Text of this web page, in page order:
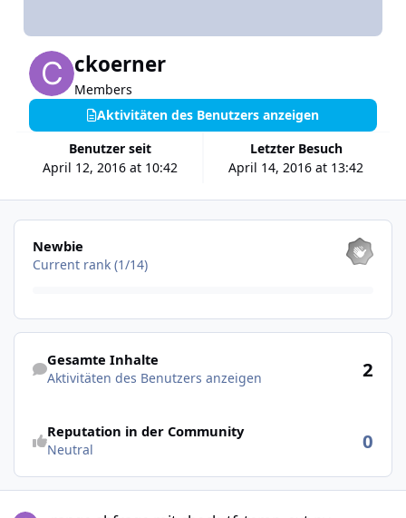
ckoerner
Members
Benutzer seit
April 12, 2016 at 10:42
Letzter Besuch
April 14, 2016 at 13:42
Aktivitäten des Benutzers anzeigen
Alle anzeigen
Newbie
Current rank (1/14)
Aktivitäten des Benutzers anzeigen
Gesamte Inhalte
Aktivitäten des Benutzers anzeigen 2
Reputation in der Community
Neutral 0